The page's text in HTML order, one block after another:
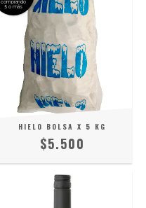
comprando
5 o más
HIELO BOLSA X 5 KG
$5.500